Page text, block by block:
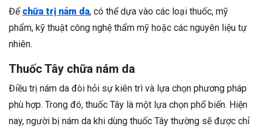
Để chữa trị nám da, có thể dựa vào các loại thuốc, mỹ
phẩm, kỹ thuật công nghệ thẩm mỹ hoặc các nguyên liệu tự
nhiên.
Thuốc Tây chữa nám da
Điều trị nám da đòi hỏi sự kiên trì và lựa chọn phương pháp
phù hợp. Trong đó, thuốc Tây là một lựa chọn phổ biến. Hiện
nay, người bị nám da khi dùng thuốc Tây thường sẽ được chỉ